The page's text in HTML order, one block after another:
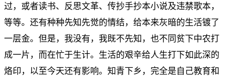
过，或者读书、反思文革、传抄手抄本小说及违禁歌本，
等等。还有种种先知先觉的情结，给本来灰暗的生活镀了
一层金。但是，我没有，我既不先知，也不同贫下中农打
成一片，而在忙于生计。生活的艰辛给人生打下如此深的
烙印，以至今天还有影响。知青下乡，完全是自己教育和